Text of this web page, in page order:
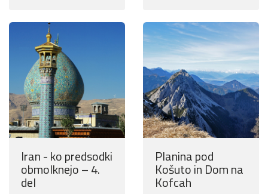
Iran - ko predsodki
obmolknejo – 4.
del
Planina pod
Košuto in Dom na
Kofcah